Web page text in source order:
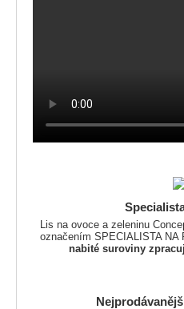
Lis na ovoce a zeleninu
označením SPECIALISTA NA
nabité suroviny